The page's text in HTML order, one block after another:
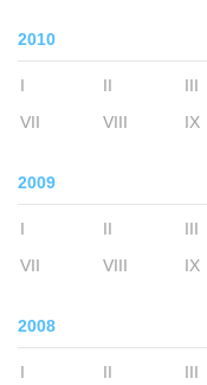
2010
I II III
VII
VIII IX
2009
I II III
VII
VIII IX
2008
I II III